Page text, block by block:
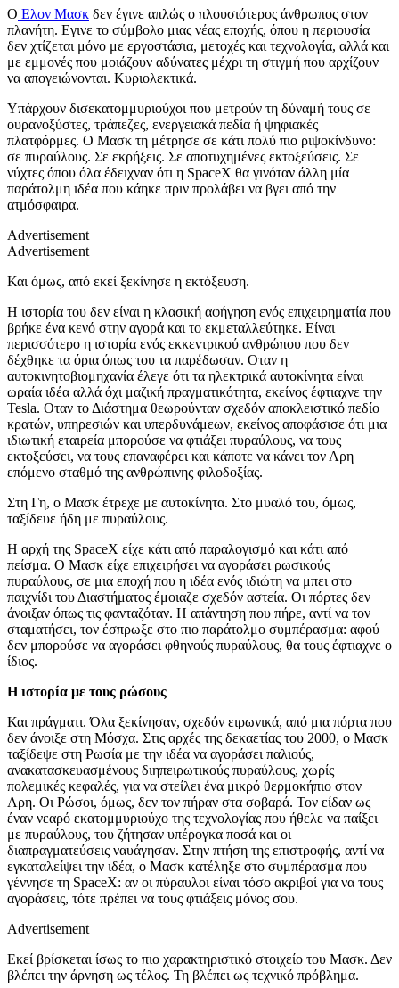
Ο Ελον Μασκ δεν έγινε απλώς ο πλουσιότερος άνθρωπος στον
πλανήτη. Εγινε το σύμβολο μιας νέας εποχής, όπου η περιουσία
δεν χτίζεται μόνο με εργοστάσια, μετοχές και τεχνολογία, αλλά και
με εμμονές που μοιάζουν αδύνατες μέχρι τη στιγμή που αρχίζουν
να απογειώνονται. Κυριολεκτικά.
Υπάρχουν δισεκατομμυριούχοι που μετρούν τη δύναμή τους σε
ουρανοξύστες, τράπεζες, ενεργειακά πεδία ή ψηφιακές
πλατφόρμες. Ο Μασκ τη μέτρησε σε κάτι πολύ πιο ριψοκίνδυνο:
σε πυραύλους. Σε εκρήξεις. Σε αποτυχημένες εκτοξεύσεις. Σε
νύχτες όπου όλα έδειχναν ότι η SpaceX θα γινόταν άλλη μία
παράτολμη ιδέα που κάηκε πριν προλάβει να βγει από την
ατμόσφαιρα.
Advertisement
Advertisement
Και όμως, από εκεί ξεκίνησε η εκτόξευση.
Η ιστορία του δεν είναι η κλασική αφήγηση ενός επιχειρηματία που
βρήκε ένα κενό στην αγορά και το εκμεταλλεύτηκε. Είναι
περισσότερο η ιστορία ενός εκκεντρικού ανθρώπου που δεν
δέχθηκε τα όρια όπως του τα παρέδωσαν. Οταν η
αυτοκινητοβιομηχανία έλεγε ότι τα ηλεκτρικά αυτοκίνητα είναι
ωραία ιδέα αλλά όχι μαζική πραγματικότητα, εκείνος έφτιαχνε την
Tesla. Οταν το Διάστημα θεωρούνταν σχεδόν αποκλειστικό πεδίο
κρατών, υπηρεσιών και υπερδυνάμεων, εκείνος αποφάσισε ότι μια
ιδιωτική εταιρεία μπορούσε να φτιάξει πυραύλους, να τους
εκτοξεύσει, να τους επαναφέρει και κάποτε να κάνει τον Αρη
επόμενο σταθμό της ανθρώπινης φιλοδοξίας.
Στη Γη, ο Μασκ έτρεχε με αυτοκίνητα. Στο μυαλό του, όμως,
ταξίδευε ήδη με πυραύλους.
Η αρχή της SpaceX είχε κάτι από παραλογισμό και κάτι από
πείσμα. Ο Μασκ είχε επιχειρήσει να αγοράσει ρωσικούς
πυραύλους, σε μια εποχή που η ιδέα ενός ιδιώτη να μπει στο
παιχνίδι του Διαστήματος έμοιαζε σχεδόν αστεία. Οι πόρτες δεν
άνοιξαν όπως τις φανταζόταν. Η απάντηση που πήρε, αντί να τον
σταματήσει, τον έσπρωξε στο πιο παράτολμο συμπέρασμα: αφού
δεν μπορούσε να αγοράσει φθηνούς πυραύλους, θα τους έφτιαχνε ο
ίδιος.
Η ιστορία με τους ρώσους
Και πράγματι. Όλα ξεκίνησαν, σχεδόν ειρωνικά, από μια πόρτα που
δεν άνοιξε στη Μόσχα. Στις αρχές της δεκαετίας του 2000, ο Μασκ
ταξίδεψε στη Ρωσία με την ιδέα να αγοράσει παλιούς,
ανακατασκευασμένους διηπειρωτικούς πυραύλους, χωρίς
πολεμικές κεφαλές, για να στείλει ένα μικρό θερμοκήπιο στον
Αρη. Οι Ρώσοι, όμως, δεν τον πήραν στα σοβαρά. Τον είδαν ως
έναν νεαρό εκατομμυριούχο της τεχνολογίας που ήθελε να παίξει
με πυραύλους, του ζήτησαν υπέρογκα ποσά και οι
διαπραγματεύσεις ναυάγησαν. Στην πτήση της επιστροφής, αντί να
εγκαταλείψει την ιδέα, ο Μασκ κατέληξε στο συμπέρασμα που
γέννησε τη SpaceX: αν οι πύραυλοι είναι τόσο ακριβοί για να τους
αγοράσεις, τότε πρέπει να τους φτιάξεις μόνος σου.
Advertisement
Εκεί βρίσκεται ίσως το πιο χαρακτηριστικό στοιχείο του Μασκ. Δεν
βλέπει την άρνηση ως τέλος. Τη βλέπει ως τεχνικό πρόβλημα.